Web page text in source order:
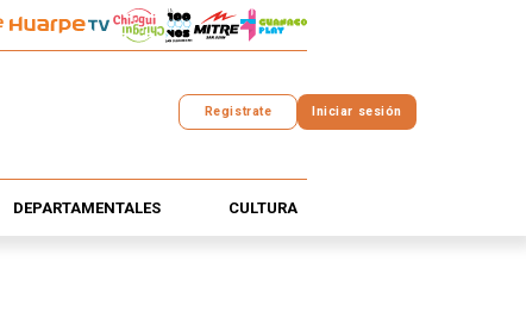
Registrate Iniciar sesión
DEPARTAMENTALES CULTURA